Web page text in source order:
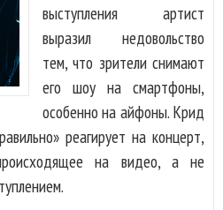
выступления артист
выразил недовольство
тем, что зрители снимают
его шоу на смартфоны,
особенно на айфоны. Крид
реагирует на концерт,
на видео, а не